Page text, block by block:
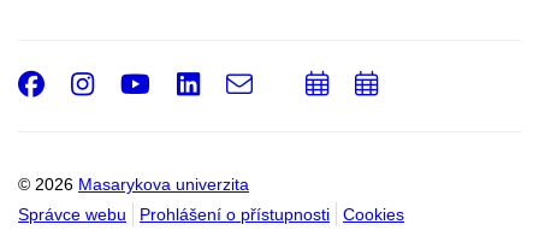
© 2026 Masarykova univerzita
Správce webu
Prohlášení o přístupnosti Cookies
Facebook
Instagram
Youtube
LinkedIn
e-
PřidatPřidat